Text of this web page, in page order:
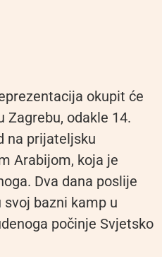
okupit će
Zagrebu, odakle 14.
na prijateljsku
Arabijom, koja je
Dva dana poslije
bazni kamp u
počinje Svjetsko